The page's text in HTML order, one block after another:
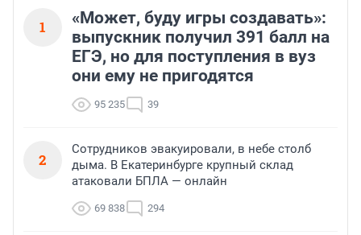
1
«Может, буду игры создавать»:
выпускник получил 391 балл на
ЕГЭ, но для поступления в вуз
они ему не пригодятся
95 235 39
2
Сотрудников эвакуировали, в небе столб
дыма. В Екатеринбурге крупный склад
атаковали БПЛА — онлайн
69 838 294